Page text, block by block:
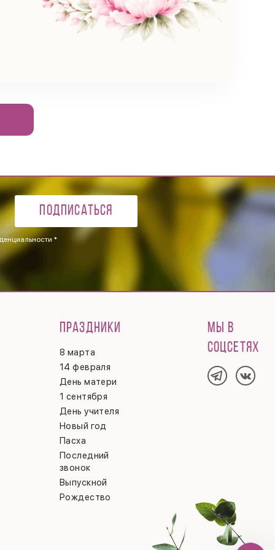
Подписаться
*
ПРАЗДНИКИ
8 марта
14 февраля
День матери
1 сентября
День учителя
Новый год
Пасха
Последний
звонок
Выпускной
Рождество
МЫ В
СОЦСЕТЯХ